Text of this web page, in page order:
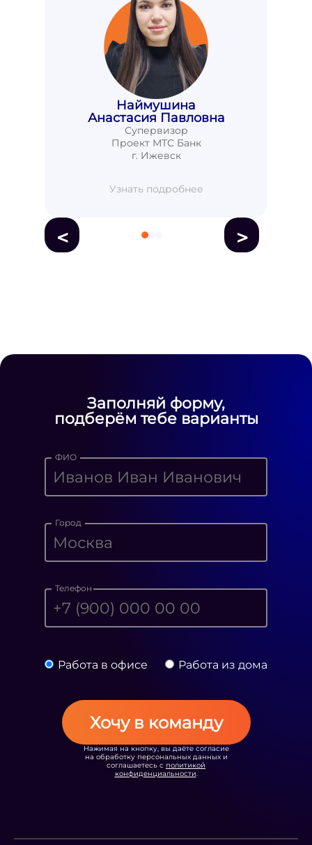
Наймушина
Анастасия Павловна
Супервизор
Проект МТС Банк
г. Ижевск
Узнать подробнее
< >
Заполняй форму,
подберём тебе варианты
ФИО
Город
Телефон
Работа в офисе Работа из дома
Хочу в команду
Нажимая на кнопку, вы даёте согласие
на обработку персональных данных и
соглашаетесь с политикой
конфиденциальности.